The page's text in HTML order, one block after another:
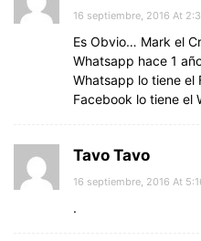
16 septiembre, 2016 At
Es Obvio… Mark el
Whatsapp hace 1
Whatsapp lo tiene el
Facebook lo tiene el
Tavo Tavo
16 septiembre, 2016 At
.